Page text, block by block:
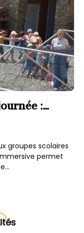
:
groupes scolaires
permet